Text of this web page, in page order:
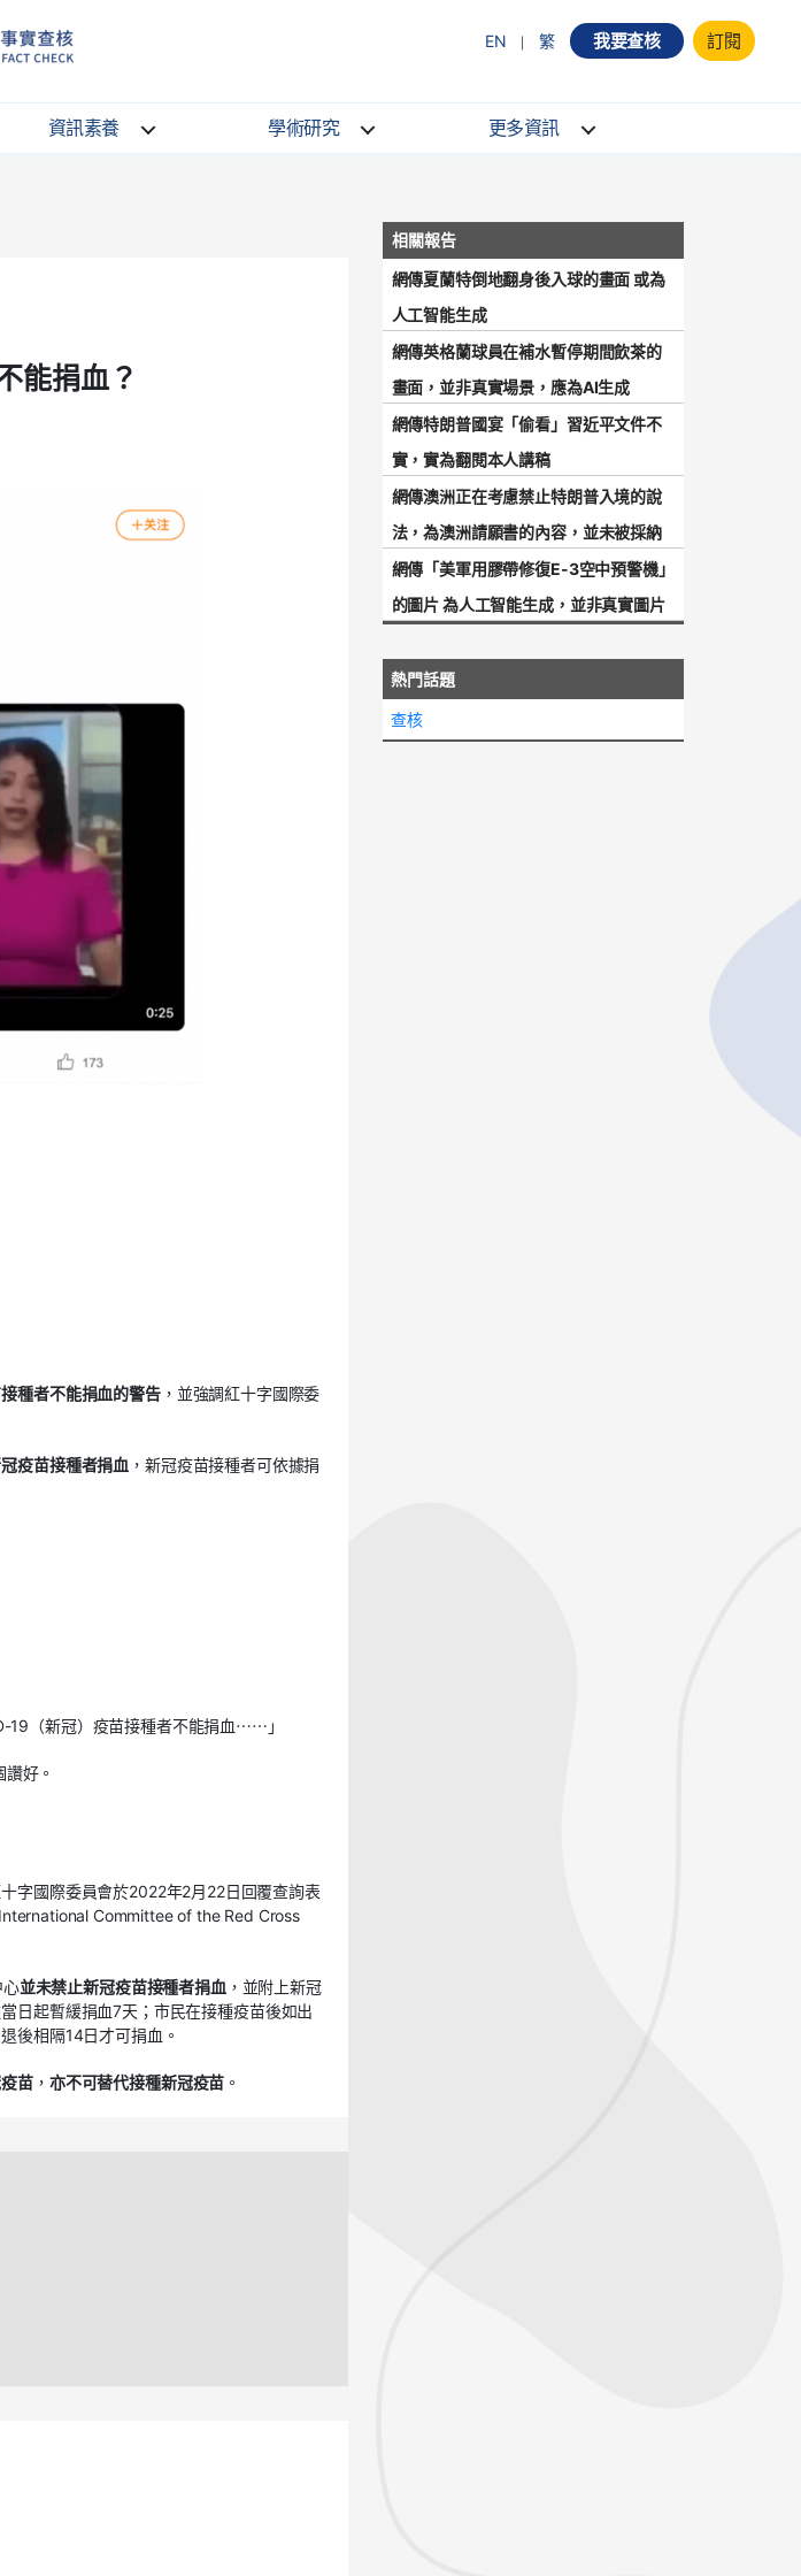
EN 繁 我要查核 訂閱
資訊素養 學術研究 更多資訊
能捐血？
種者不能捐血的警告，並強調紅十字國際委
疫苗接種者捐血 ，新冠疫苗接種者可依據捐
19（新冠）疫苗接種者不能捐血⋯⋯」
好。
字國際委員會於2022年2月22日回覆查詢表
Committee of the Red Cross
心並未禁止新冠疫苗接種者捐血 ，並附上新冠
日起暫緩捐血7天；市民在接種疫苗後如出
後相隔14日才可捐血。
苗 ， 亦不可替代接種新冠疫苗 。
網傳夏蘭特倒地翻身後入球的畫面 或為
人工智能生成
網傳英格蘭球員在補水暫停期間飲茶的
畫面，並非真實場景，應為AI生成
網傳特朗普國宴「偷看」習近平文件不
實，實為翻閱本人講稿
網傳澳洲正在考慮禁止特朗普入境的說
法，為澳洲請願書的內容，並未被採納
網傳「美軍用膠帶修復E-3空中預警機」
的圖片 為人工智能生成，並非真實圖片
熱門話題
查核